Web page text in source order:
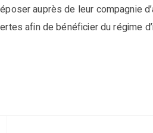
auprès de leur compagnie
afin de bénéficier du régime